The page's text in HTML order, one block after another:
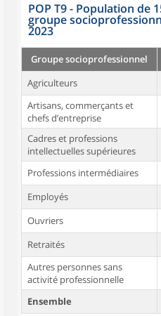
POP T9 - Population de
groupe
2023
Groupe socioprofessionnel
Agriculteurs
Artisans, commerçants et
chefs d’entreprise
Cadres et professions
intellectuelles supérieures
Professions intermédiaires
Employés
Ouvriers
Retraités
Autres personnes sans
activité professionnelle
Ensemble